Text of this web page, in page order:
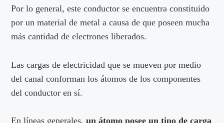
Por lo general, este conductor se encuentra constituido
por un material de metal a causa de que poseen mucha
más cantidad de electrones liberados.
Las cargas de electricidad que se mueven por medio
del canal conforman los átomos de los componentes
del conductor en sí.
En líneas generales,un átomo posee un tipo de carga